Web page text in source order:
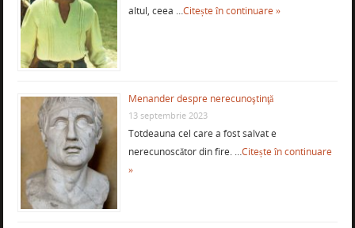
altul, ceea …Citește în continuare »
Menander despre nerecunoştinţă
13 septembrie 2023
Totdeauna cel care a fost salvat e
nerecunoscător din fire. …Citește în continuare
»